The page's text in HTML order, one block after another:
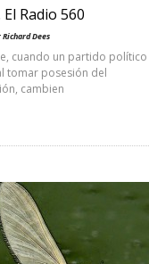
Radio 560
Richard Dees
cuando un partido político
tomar posesión del
cambien